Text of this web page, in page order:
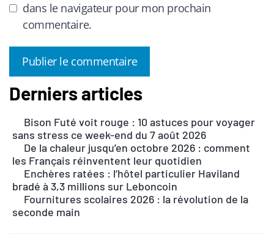
dans le navigateur pour mon prochain
commentaire.
A
e
r
a
Derniers articles
Bison Futé voit rouge : 10 astuces pour voyager
sans stress ce week-end du 7 août 2026
De la chaleur jusqu’en octobre 2026 : comment
les Français réinventent leur quotidien
Enchères ratées : l’hôtel particulier Haviland
bradé à 3,3 millions sur Leboncoin
Fournitures scolaires 2026 : la révolution de la
seconde main